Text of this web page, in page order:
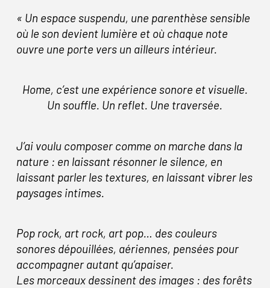
« Un espace suspendu, une parenthèse sensible
où le son devient lumière et où chaque note
ouvre une porte vers un ailleurs intérieur.
Home, c’est une expérience sonore et visuelle.
Un souffle. Un reflet. Une traversée.
J’ai voulu composer comme on marche dans la
nature : en laissant résonner le silence, en
laissant parler les textures, en laissant vibrer les
paysages intimes.
Pop rock, art rock, art pop… des couleurs
sonores dépouillées, aériennes, pensées pour
accompagner autant qu’apaiser.
Les morceaux dessinent des images : des forêts